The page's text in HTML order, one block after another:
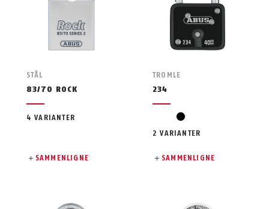
STÅL
83/70 ROCK
4 VARIANTER
SAMMENLIGNE
TROMLE
234
svart
2 VARIANTER
SAMMENLIGNE